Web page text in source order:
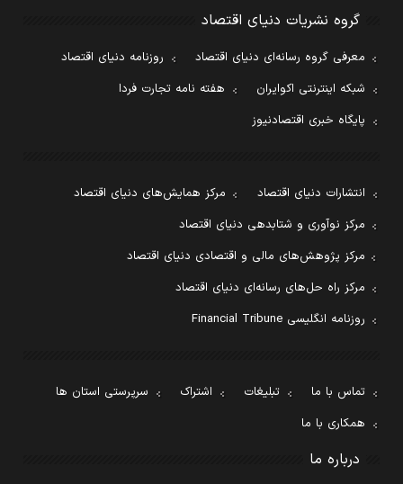
گروه نشریات دنیای اقتصاد
معرفی گروه رسانه‌ای دنیای اقتصاد
روزنامه دنیای اقتصاد
شبکه اینترنتی اکوایران
هفته نامه تجارت فردا
پایگاه خبری اقتصادنیوز
انتشارات دنیای اقتصاد
مرکز همایش‌های دنیای اقتصاد
مرکز نوآوری و شتابدهی دنیای اقتصاد
مرکز پژوهش‌های مالی و اقتصادی دنیای اقتصاد
مرکز راه حل‌های رسانه‌ای دنیای اقتصاد
روزنامه انگلیسی Financial Tribune
تماس با ما تبلیغات اشتراک
سرپرستی استان ها
همکاری با ما
درباره ما